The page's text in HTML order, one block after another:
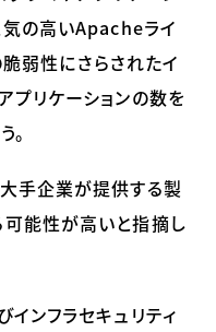
の高いApacheライ
弱性にさらされたイ
プリケーションの数を
。
手企業が提供する製
能性が高いと指摘し
ンフラセキュリティ